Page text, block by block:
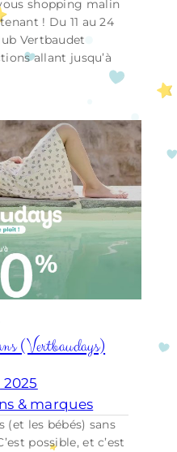
shopping malin
! Du 11 au 24
Vertbaudet
allant jusqu’à
(Vertbaudays)
2025
& marques
(et les bébés) sans
possible, et c’est